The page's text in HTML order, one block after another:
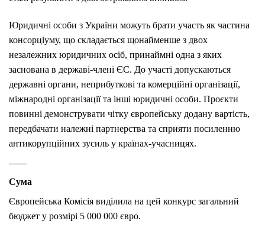
Юридичні особи з України можуть брати участь як частина
консорціуму, що складається щонайменше з двох
незалежних юридичних осіб, принаймні одна з яких
заснована в державі-члені ЄС. До участі допускаються
державні органи, неприбуткові та комерційні організації,
міжнародні організації та інші юридичні особи. Проєкти
повинні демонструвати чітку європейську додану вартість,
передбачати належні партнерства та сприяти посиленню
антикорупційних зусиль у країнах-учасницях.
Сума
Європейська Комісія виділила на цей конкурс загальний
бюджет у розмірі 5 000 000 євро.